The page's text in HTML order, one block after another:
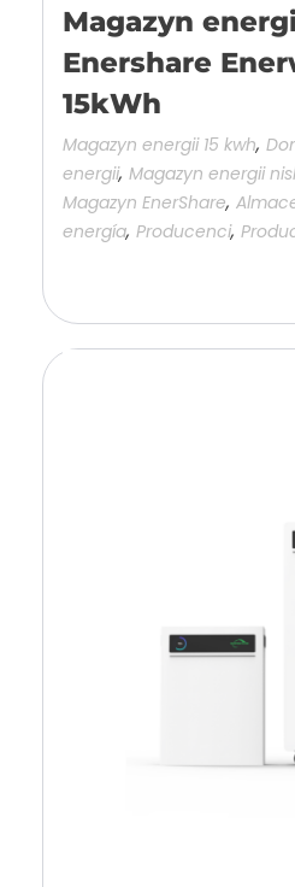
Magazyn
Enershare
15kWh
Magazyn energii 15 kwh,
energii, Magazyn energii
Magazyn EnerShare,
energía, Producenci,